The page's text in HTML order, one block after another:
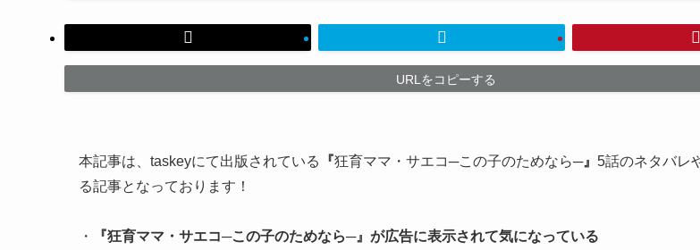
URLをコピーする
本記事は、taskeyにて出版されている 『狂育ママ・サエコ─この子のためなら─』 5話のネタバレ
る記事となっております！
・ 『狂育ママ・サエコ─この子のためなら─』が広告に表示されて気になっている